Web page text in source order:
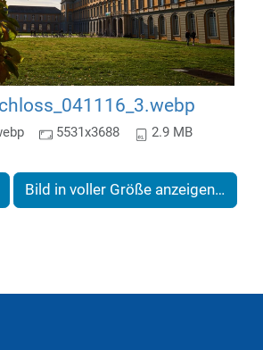
5531x3688 2.9 MB
Bild in voller Größe anzeigen…